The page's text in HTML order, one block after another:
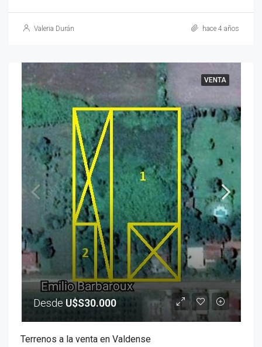
Valeria Durán hace 4 años
VENTA
Desde U$S30.000
Terrenos a la venta en Valdense